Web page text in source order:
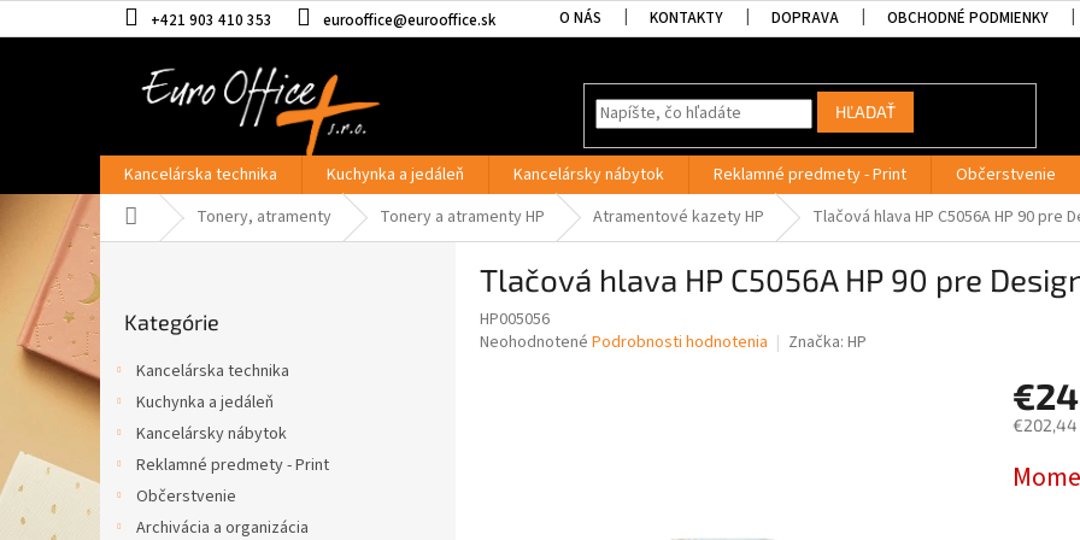
na
+421 903 410 353 eurooffice@eurooffice.sk O NÁS KONTAKTY DOPRAVA OBCHODNÉ PODMIENKY
HĽADAŤ
Kancelárska technika Kuchynka a jedáleň Kancelársky nábytok Reklamné predmety - Print Občerstvenie
Domov Tonery, atramenty Tonery a atramenty HP Atramentové kazety HP Tlačová hlava HP C5056A HP 90 pre
o
č
p
a
l
kategórie
Kategórie
Kancelárska technika
Kuchynka a jedáleň
Kancelársky nábytok
Reklamné predmety - Print
Občerstvenie
Archivácia a organizácia
Tlačová hlava HP C5056A HP 90 pre
HP005056
Priemerné
Neohodnotené Podrobnosti hodnotenia Značka: HP
€202,44
cena: